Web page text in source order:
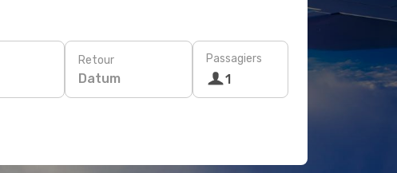
Retour
Datum
Passagiers
1